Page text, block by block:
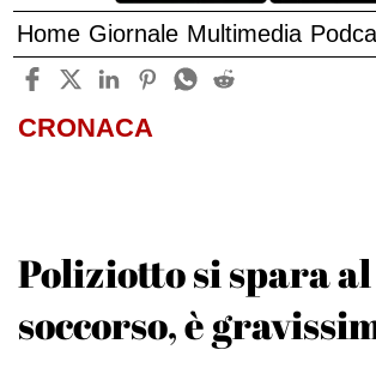
Home Giornale Multimedia
CRONACA
Poliziotto si spara
soccorso, è